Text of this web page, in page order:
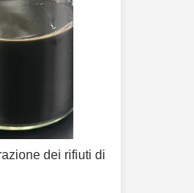
dei rifiuti di